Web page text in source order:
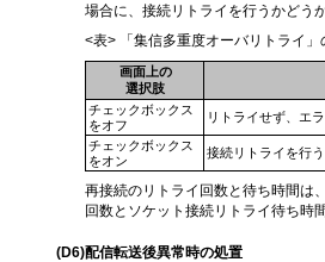
場合に、接続リトライを行うかどう
<表> 「集信多重度オーバリトライ」
画面上の
選択肢
チェックボックス
をオフ
リトライせず、エ
チェックボックス
をオン
接続リトライを行う
再接続のリトライ回数と待ち時間は
回数とソケット接続リトライ待ち時
(D6)配信転送後異常時の処置